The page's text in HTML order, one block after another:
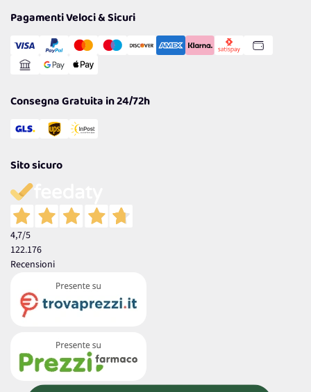
Cookie Policy
Gestisci Cookie
Reso Facile e Veloce
Pagamenti Veloci & Sicuri
Consegna Gratuita in 24/72h
Sito sicuro
4,7/5
122.176
Recensioni